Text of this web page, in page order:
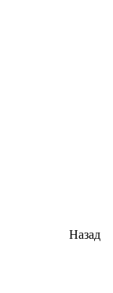
Назад